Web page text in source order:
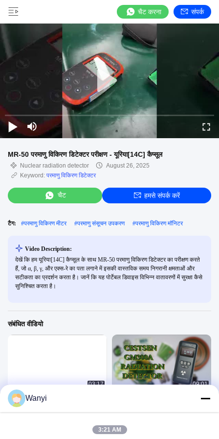
चैट करना संपर्क
MR-50 परमाणु विकिरण डिटेक्टर परीक्षण - यूरिया[14C] कैप्सूल
Nuclear radiation detector
August 26, 2025
Keyword: परमाणु विकिरण डिटेक्टर
चैट हमसे संपर्क करें
टैग: #परमाणु विकिरण मीटर #परमाणु संसूचन उपकरण #परमाणु विकिरण मॉनिटर
Video Description:
देखें कि हम यूरिया[14C] कैप्सूल के साथ MR-50 परमाणु विकिरण डिटेक्टर का परीक्षण करते
हैं, जो α, β, γ, और एक्स-रे का पता लगाने में इसकी वास्तविक समय निगरानी क्षमताओं और
सटीकता का प्रदर्शन करता है। जानें कि यह पोर्टेबल डिवाइस विभिन्न वातावरणों में सुरक्षा कैसे
सुनिश्चित करता है।
संबंधित वीडियो
03:17
विकिरण निगरानी प्रणाली-GM-R200 निगरानी
जांच के लिए वैकल्पिक 4G वायरलेस ट्रांसमिशन
09:01
परमाणु विकिरण डिटेक्टर ने विभिन्न वस्तुओं को
August 26, 2025
Wanyi
3:21 AM